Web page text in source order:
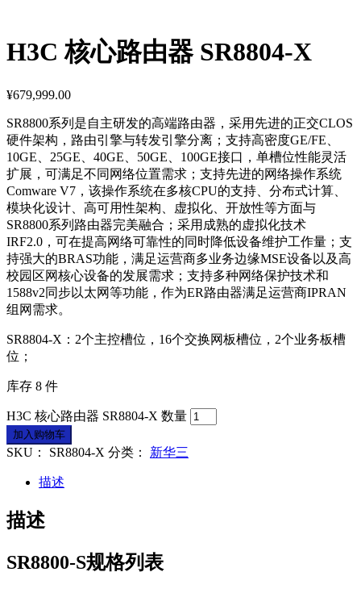
H3C 核心路由器 SR8804-X
¥679,999.00
SR8800系列是自主研发的高端路由器，采用先进的正交CLOS
硬件架构，路由引擎与转发引擎分离；支持高密度GE/FE、
10GE、25GE、40GE、50GE、100GE接口，单槽位性能灵活
扩展，可满足不同网络位置需求；支持先进的网络操作系统
Comware V7，该操作系统在多核CPU的支持、分布式计算、
模块化设计、高可用性架构、虚拟化、开放性等方面与
SR8800系列路由器完美融合；采用成熟的虚拟化技术
IRF2.0，可在提高网络可靠性的同时降低设备维护工作量；支
持强大的BRAS功能，满足运营商多业务边缘MSE设备以及高
校园区网核心设备的发展需求；支持多种网络保护技术和
1588v2同步以太网等功能，作为ER路由器满足运营商IPRAN
组网需求。
SR8804-X：2个主控槽位，16个交换网板槽位，2个业务板槽
位；
库存 8 件
H3C 核心路由器 SR8804-X 数量
加入购物车
SKU： SR8804-X 分类： 新华三
描述
描述
SR8800-S规格列表